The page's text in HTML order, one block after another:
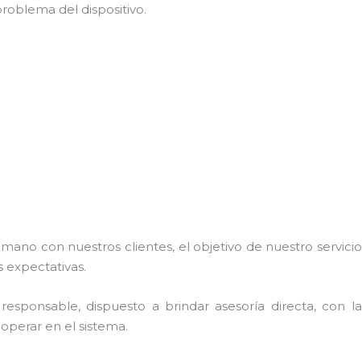
del dispositivo.
con nuestros clientes, el objetivo de nuestro
expectativas.
dispuesto a brindar asesoría directa, con
en el sistema.